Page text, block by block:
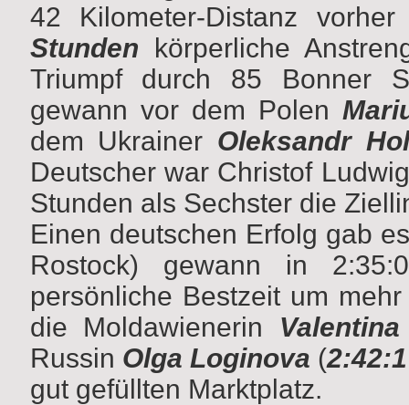
42 Kilometer-Distanz
Stunden körperliche
Triumpf durch 85 Bonner
gewann vor dem Polen
dem Ukrainer Oleksandr
Deutscher war Christof
Stunden als Sechster die
Einen deutschen Erfolg gab
Rostock) gewann in
persönliche Bestzeit um
die Moldawienerin
Russin Olga Loginova (
gut gefüllten Marktplatz.